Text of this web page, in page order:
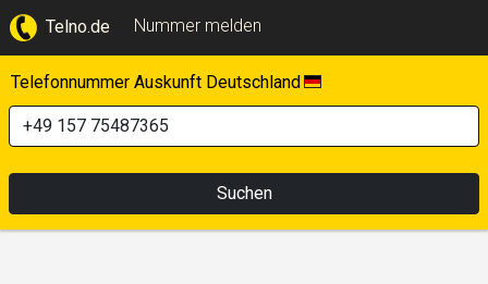
Telno.de Nummer melden
Telefonnummer Auskunft Deutschland
Suchen